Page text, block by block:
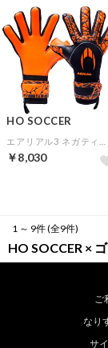
HO SOCCER
￥8,030
1 ～ 9件 (全9件)
HO SOCCER ×
ご
なり
サ